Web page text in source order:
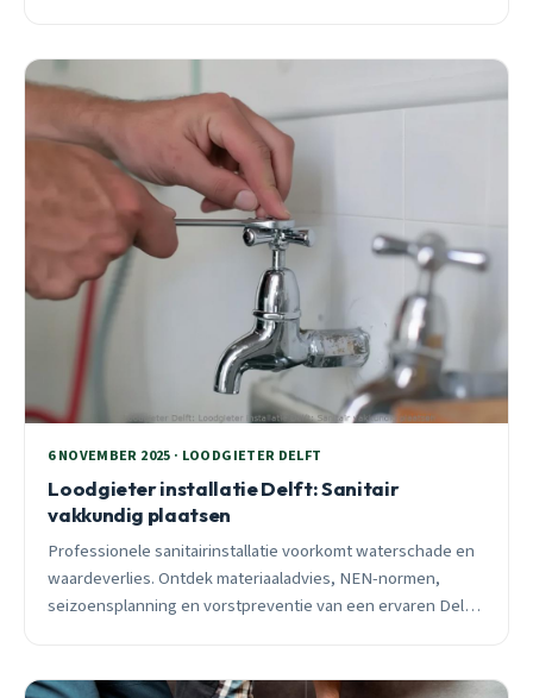
6 NOVEMBER 2025 · LOODGIETER DELFT
Loodgieter installatie Delft: Sanitair
vakkundig plaatsen
Professionele sanitairinstallatie voorkomt waterschade en
waardeverlies. Ontdek materiaaladvies, NEN-normen,
seizoensplanning en vorstpreventie van een ervaren Delft